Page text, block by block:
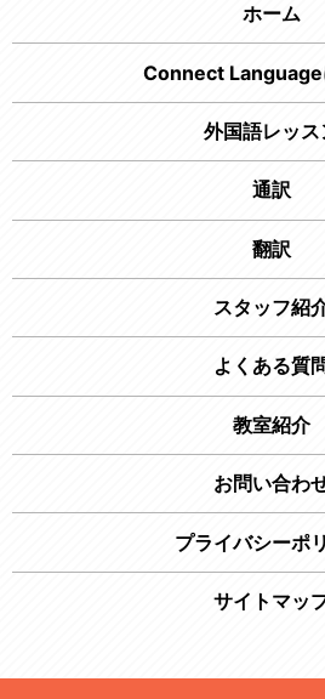
ホーム
Connect Language
外国語レッス
通訳
翻訳
スタッフ紹
よくある質
教室紹介
お問い合わ
プライバシーポ
サイトマッ